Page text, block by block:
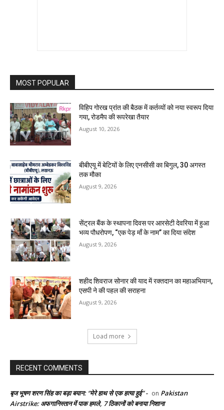
MOST POPULAR
विहिप गोरख प्रांत की बैठक में कर्तव्यों को नया स्वरूप दिया
गया, रोडमैप की रूपरेखा तैयार
August 10, 2026
बीबीएयू में बेटियों के लिए एनसीसी का बिगुल, 30 अगस्त
तक मौका
August 9, 2026
सेंट्रल बैंक के स्थापना दिवस पर आरसेटी देवरिया में हुआ
भव्य पौधरोपण, “एक पेड़ माँ के नाम” का दिया संदेश
August 9, 2026
शहीद शिवराज सोनार की याद में रक्तदान का महाअभियान,
एसपी ने की पहल की सराहना
August 9, 2026
Load more
RECENT COMMENTS
बृज भूषण शरण सिंह का बड़ा बयान: “मेरे हाथ से एक हत्या हुई” - on Pakistan
Airstrike: अफगानिस्तान में पाक हमले, 7 ठिकानों को बनाया निशाना